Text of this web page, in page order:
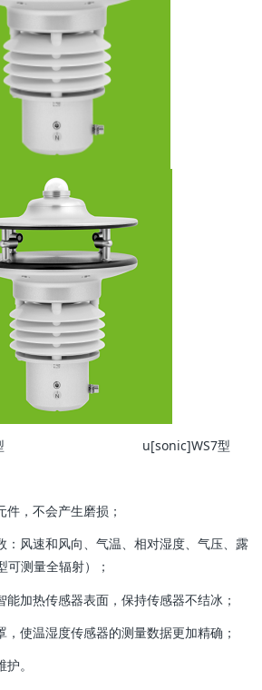
型 u[sonic]WS7型
，不会产生磨损；
：风速和风向、气温、相对湿度、气压、露
可测量全辐射）；
能加热传感器表面，保持传感器不结冰；
，使温湿度传感器的测量数据更加精确；
。